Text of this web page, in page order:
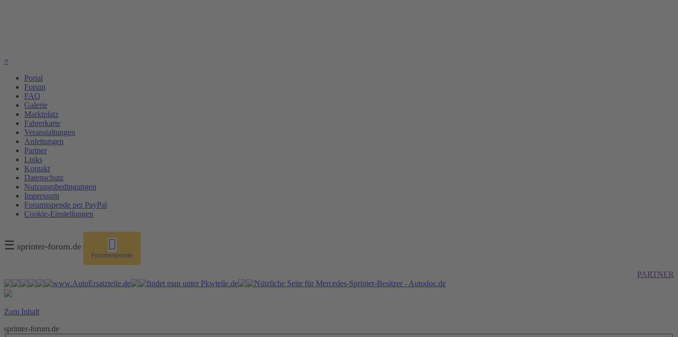
×
Portal
Forum
FAQ
Galerie
Marktplatz
Fahrerkarte
Veranstaltungen
Anleitungen
Partner
Links
Kontakt
Datenschutz
Nutzungsbedingungen
Impressum
Forumsspende per PayPal
Cookie-Einstellungen
☰ sprinter-forum.de
Forumsspende
PARTNER
Zum Inhalt
sprinter-forum.de